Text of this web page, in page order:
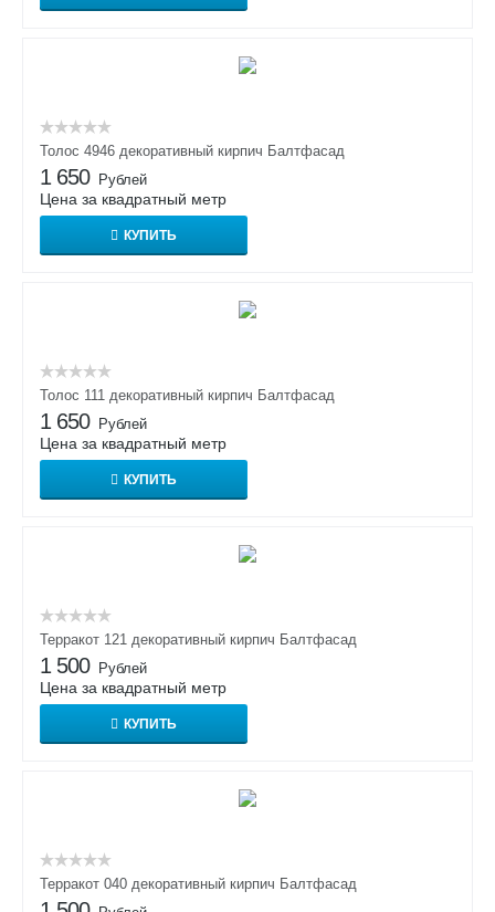
Толос 4946 декоративный кирпич Балтфасад
1 650 Рублей
Цена за квадратный метр
КУПИТЬ
Толос 111 декоративный кирпич Балтфасад
1 650 Рублей
Цена за квадратный метр
КУПИТЬ
Терракот 121 декоративный кирпич Балтфасад
1 500 Рублей
Цена за квадратный метр
КУПИТЬ
Терракот 040 декоративный кирпич Балтфасад